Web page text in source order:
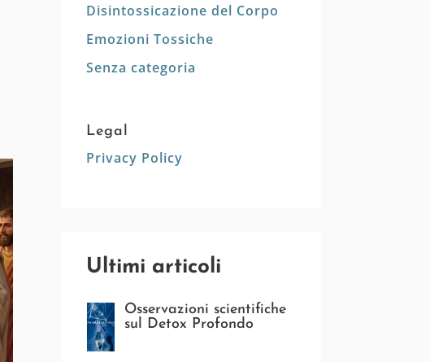
Disintossicazione del Corpo
Emozioni Tossiche
Senza categoria
Legal
Privacy Policy
Ultimi articoli
Osservazioni scientifiche
sul Detox Profondo